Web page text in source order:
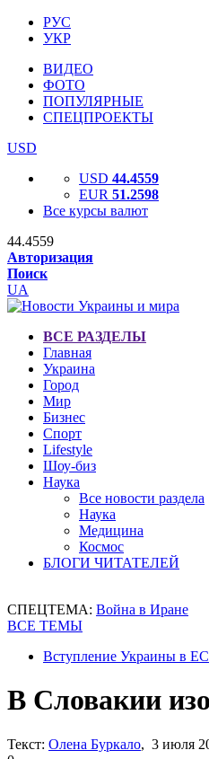
РУС
УКР
ВИДЕО
ФОТО
ПОПУЛЯРНЫЕ
СПЕЦПРОЕКТЫ
USD
USD 44.4559
EUR 51.2598
Все курсы валют
44.4559
Авторизация
Поиск
UA
ВСЕ РАЗДЕЛЫ
Главная
Украина
Город
Мир
Бизнес
Спорт
Lifestyle
Шоу-биз
Наука
Все новости раздела
Наука
Медицина
Космос
БЛОГИ ЧИТАТЕЛЕЙ
СПЕЦТЕМА: Война в Иране
ВСЕ ТЕМЫ
Вступление Украины в ЕС
В Словакии
Текст: Олена Буркало, 3 июля